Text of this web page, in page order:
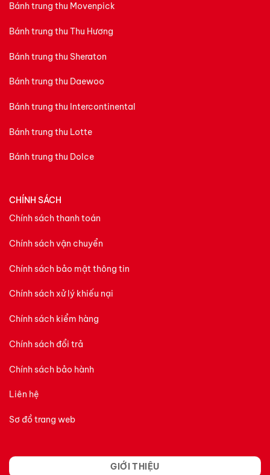
Bánh trung thu Movenpick
Bánh trung thu Thu Hương
Bánh trung thu Sheraton
Bánh trung thu Daewoo
Bánh trung thu Intercontinental
Bánh trung thu Lotte
Bánh trung thu Dolce
CHÍNH SÁCH
Chính sách thanh toán
Chính sách vận chuyển
Chính sách bảo mật thông tin
Chính sách xử lý khiếu nại
Chính sách kiểm hàng
Chính sách đổi trả
Chính sách bảo hành
Liên hệ
Sơ đồ trang web
GIỚI THIỆU